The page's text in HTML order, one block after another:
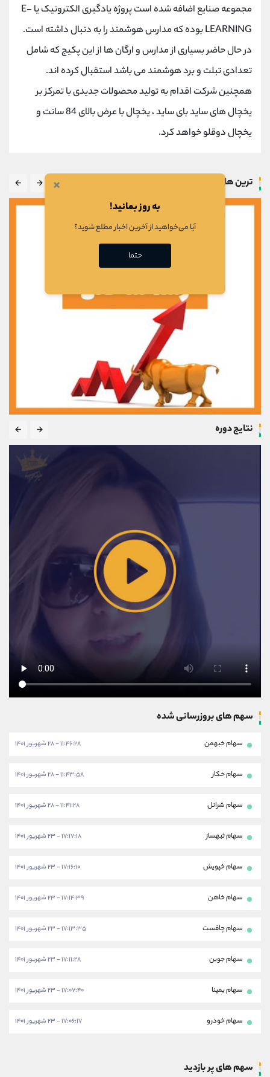
مجموعه صنایع اضافه شده است پروژه یادگیری الکترونیک یا E-
LEARNING بوده که مدارس هوشمند را به دنبال داشته است.
در حال حاضر بسیاری از مدارس و ارگان ها از این پکیج که شامل
تعدادی تبلت و برد هوشمند می باشد استقبال کرده اند.
همچنین شرکت اقدام به تولید محصولات جدیدی با تمرکز بر
یخچال های ساید بای ساید ، یخچال با عرض بالای 84 سانت و
یخچال دوقلو خواهد کرد.
ترین ها
نتایج دوره
سهم های بروزرسانی شده
سهام خبهمن ۱۱:۴۶:۲۸ - ۲۸ شهریور ۱۴۰۱
سهام خکار ۱۱:۴۳:۵۸ - ۲۸ شهریور ۱۴۰۱
سهام شرانل ۱۱:۴۱:۲۸ - ۲۸ شهریور ۱۴۰۱
سهام ثبهساز ۱۷:۱۷:۱۸ - ۲۳ شهریور ۱۴۰۱
سهام خپویش ۱۷:۱۶:۱۰ - ۲۳ شهریور ۱۴۰۱
سهام خاهن ۱۷:۱۴:۳۹ - ۲۳ شهریور ۱۴۰۱
سهام چافست ۱۷:۱۳:۳۵ - ۲۳ شهریور ۱۴۰۱
سهام جوین ۱۷:۱۱:۲۸ - ۲۳ شهریور ۱۴۰۱
سهام بمپنا ۱۷:۰۷:۴۰ - ۲۳ شهریور ۱۴۰۱
سهام خودرو ۱۷:۰۶:۱۷ - ۲۳ شهریور ۱۴۰۱
سهم های پر بازدید
×
به روز بمانید!
آیا می‌خواهید از آخرین اخبار مطلع شوید؟
حتما